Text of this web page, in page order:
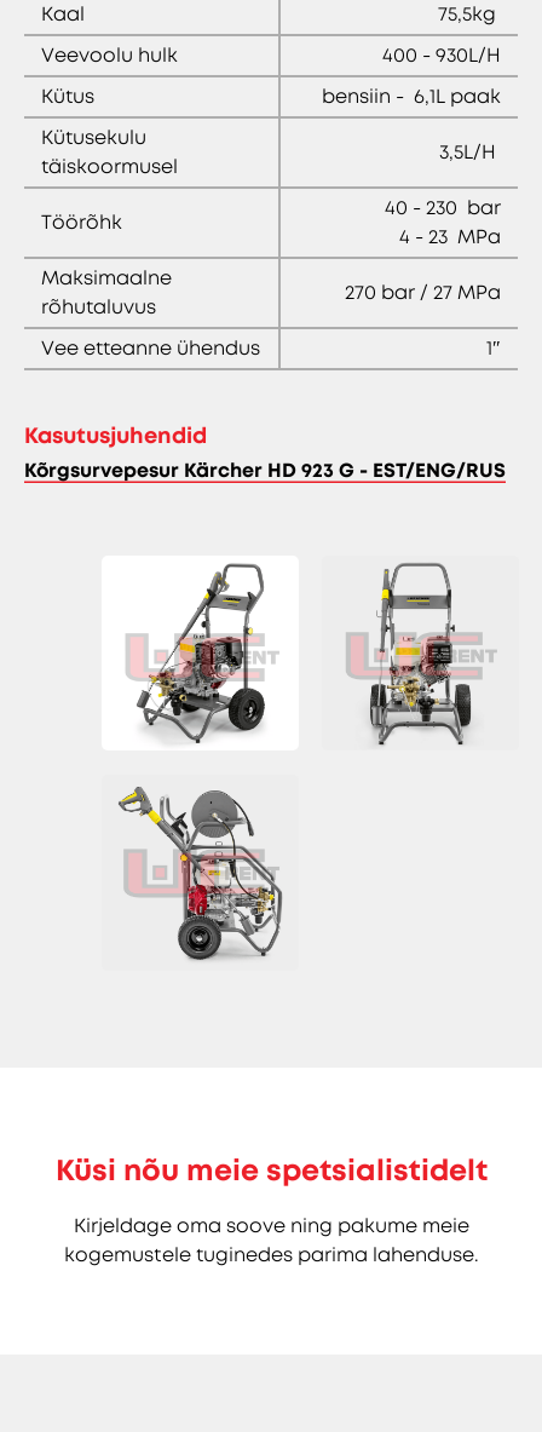
Kaal
75,5kg
Veevoolu hulk
400 - 930L/H
Kütus
bensiin - 6,1L paak
Kütusekulu
täiskoormusel
3,5L/H
Töörõhk
40 - 230 bar
4 - 23 MPa
Maksimaalne
rõhutaluvus
270 bar / 27 MPa
Vee etteanne ühendus 1″
Kasutusjuhendid
Kõrgsurvepesur Kärcher HD 923 G - EST/ENG/RUS
Küsi nõu meie spetsialistidelt
Kirjeldage oma soove ning pakume meie
kogemustele tuginedes parima lahenduse.